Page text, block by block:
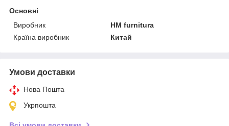
Основні
Виробник
HM furnitura
Країна виробник
Китай
Умови доставки
Нова Пошта
Укрпошта